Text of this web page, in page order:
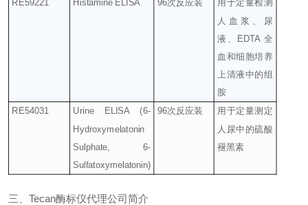
RE59221
Histamine ELISA 96次反应装
用于定量检测
人血浆、尿
液、 EDTA全
血和细胞培养
上清液中的组
胺
RE54031 Urine ELISA (6-
Hydroxymelatonin
Sulphate, 6-
Sulfatoxymelatonin)
96次反应装 用于定量测定
人尿中的硫酸
褪黑素
三、 Tecan酶标仪代理公司简介